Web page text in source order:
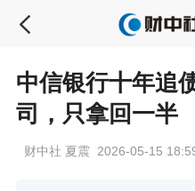
中信银行十年追
司，只拿回一半
财中社 夏震 2026-05-15